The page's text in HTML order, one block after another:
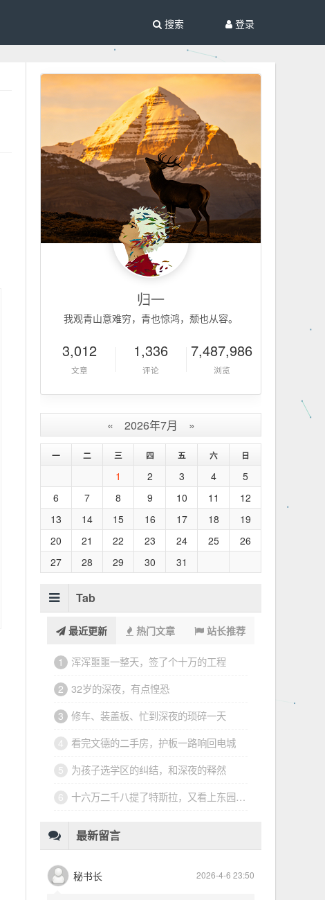
登录
搜索
归一
我观青山意难穷，青也惊鸿，颓也从容。
3,012
文章
1,336
评论
7,487,986
浏览
« 2026年7月 »
一 二 三 四 五 六 日
1 2 3 4
5
6
7 8 9 10 11
12
13
14 15 16 17 18
19
20
21 22 23 24 25
26
27
28 29 30 31
Tab
最近更新 热门文章 站长推荐
1 浑浑噩噩一整天，签了个十万的工程
2 32岁的深夜，有点惶恐
3 修车、装盖板、忙到深夜的琐碎一天
4 看完文德的二手房，护板一路响回电城
5 为孩子选学区的纠结，和深夜的释然
6 十六万二千八提了特斯拉，又看上东园公馆
最新留言
秘书长 2026-4-6 23:50